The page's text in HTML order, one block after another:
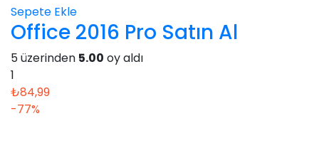
Sepete Ekle
Office 2016 Pro Satın Al
5 üzerinden 5.00 oy aldı
1
₺84,99
-77%